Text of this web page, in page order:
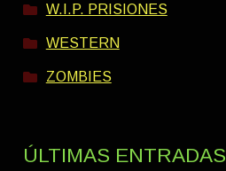
W.I.P. PRISIONES
WESTERN
ZOMBIES
ÚLTIMAS ENTRADAS